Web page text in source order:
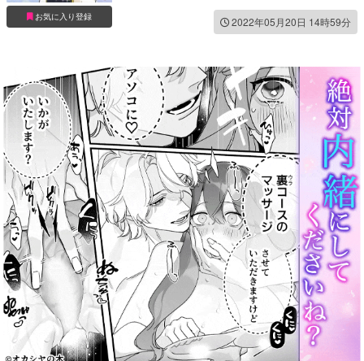
お気に入り登録 2022年05月20日 14時59分